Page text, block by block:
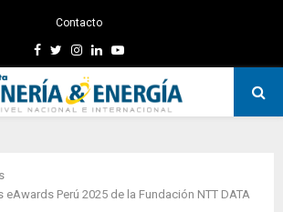
Contacto
Facebook
TwitterInstagram
LinkedinYoutube
Perú 2025 de la Fundación NTT DATA